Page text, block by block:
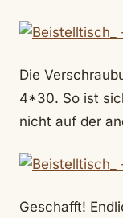
Die
4*30. So ist
nicht auf der
Geschafft!